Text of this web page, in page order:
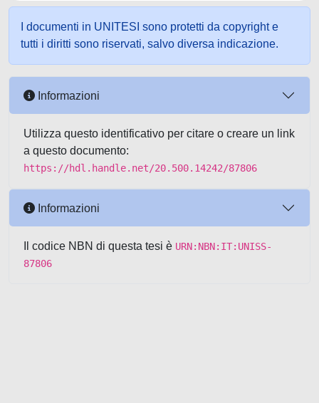
I documenti in UNITESI sono protetti da copyright e
tutti i diritti sono riservati, salvo diversa indicazione.
Informazioni
Utilizza questo identificativo per citare o creare un link
a questo documento:
https://hdl.handle.net/20.500.14242/87806
Informazioni
Il codice NBN di questa tesi è URN:NBN:IT:UNISS-
87806